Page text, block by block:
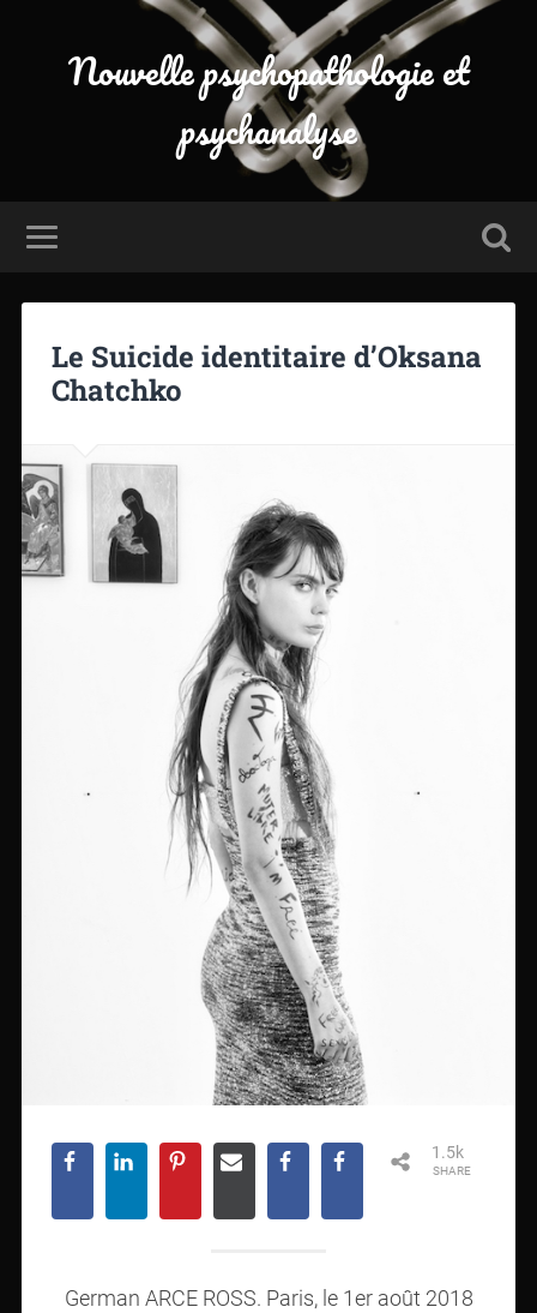
Nouvelle psychopathologie et
psychanalyse
Le Suicide identitaire d’Oksana
Chatchko
SHARE
1.5k
German ARCE ROSS. Paris, le 1er août 2018